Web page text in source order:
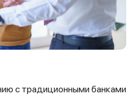
с традиционными банками